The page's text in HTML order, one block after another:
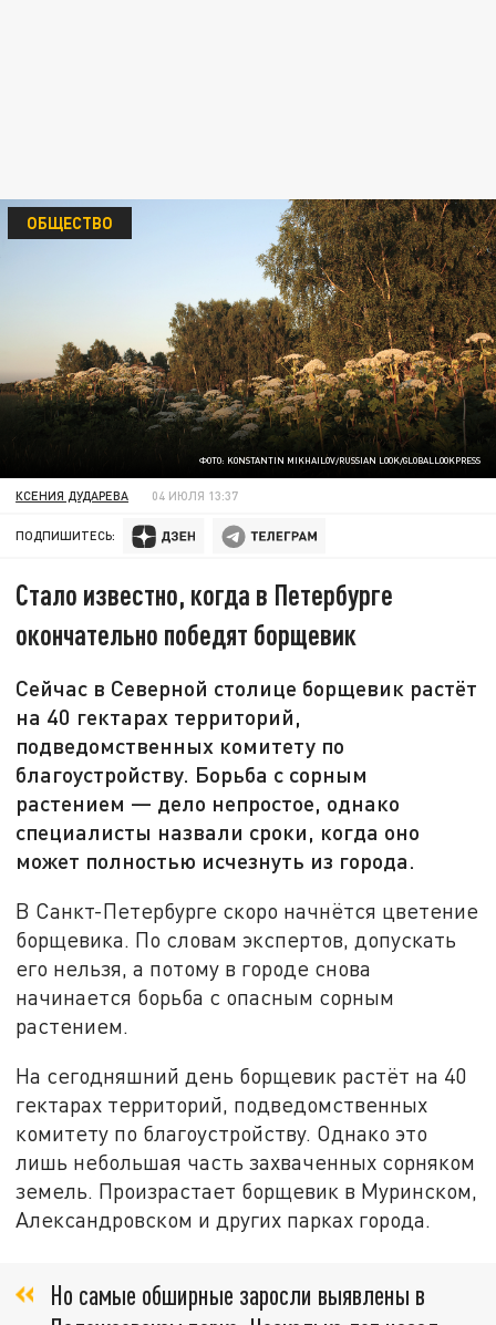
ФОТО: KONSTANTIN MIKHAILOV/RUSSIAN LOOK/GLOBALLOOKPRESS
ОБЩЕСТВО
КСЕНИЯ ДУДАРЕВА 04 ИЮЛЯ 13:37
ПОДПИШИТЕСЬ:
Стало известно, когда в Петербурге
окончательно победят борщевик
Сейчас в Северной столице борщевик растёт
на 40 гектарах территорий,
подведомственных комитету по
благоустройству. Борьба с сорным
растением — дело непростое, однако
специалисты назвали сроки, когда оно
может полностью исчезнуть из города.
В Санкт-Петербурге скоро начнётся цветение
борщевика. По словам экспертов, допускать
его нельзя, а потому в городе снова
начинается борьба с опасным сорным
растением.
На сегодняшний день борщевик растёт на 40
гектарах территорий, подведомственных
комитету по благоустройству. Однако это
лишь небольшая часть захваченных сорняком
земель. Произрастает борщевик в Муринском,
Александровском и других парках города.
Но самые обширные заросли выявлены в